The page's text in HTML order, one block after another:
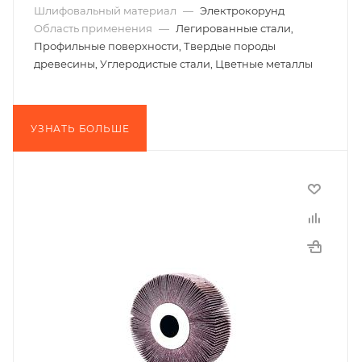
Шлифовальный материал — Электрокорунд
Область применения — Легированные стали,
Профильные поверхности, Твердые породы
древесины, Углеродистые стали, Цветные металлы
УЗНАТЬ БОЛЬШЕ